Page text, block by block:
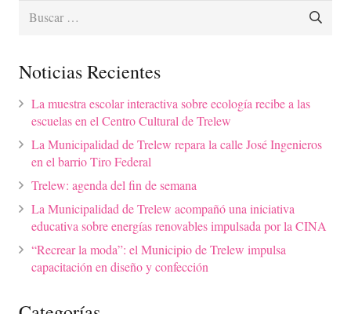
Buscar:
Noticias Recientes
La muestra escolar interactiva sobre ecología recibe a las
escuelas en el Centro Cultural de Trelew
La Municipalidad de Trelew repara la calle José Ingenieros
en el barrio Tiro Federal
Trelew: agenda del fin de semana
La Municipalidad de Trelew acompañó una iniciativa
educativa sobre energías renovables impulsada por la CINA
“Recrear la moda”: el Municipio de Trelew impulsa
capacitación en diseño y confección